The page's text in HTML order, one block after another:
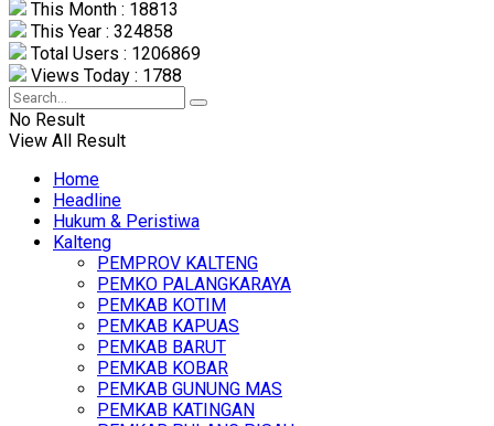
This Month : 18813
This Year : 324858
Total Users : 1206869
Views Today : 1788
No Result
View All Result
Home
Headline
Hukum & Peristiwa
Kalteng
PEMPROV KALTENG
PEMKO PALANGKARAYA
PEMKAB KOTIM
PEMKAB KAPUAS
PEMKAB BARUT
PEMKAB KOBAR
PEMKAB GUNUNG MAS
PEMKAB KATINGAN